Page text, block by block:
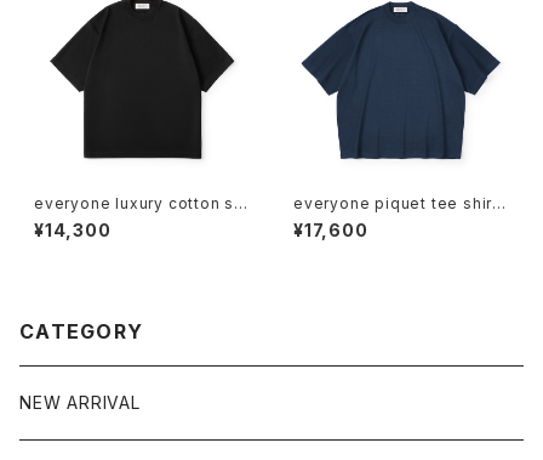
everyone luxury cotton sh
ort sleeve tee shirt (BLAC
K)
¥14,300
everyone piquet tee shirt
(NAVY)
¥17,600
CATEGORY
NEW ARRIVAL